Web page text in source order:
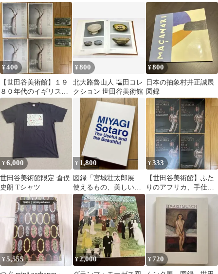
の宇宙 入館済みチケ
ット３枚＆チラシ４部
の軌跡
¥400
【世田谷美術館】１９
８０年代のイギリス美
術 入館済みチケット
３枚＆チラシ４部
¥800
北大路魯山人 塩田コレ
クション 世田谷美術館
¥800
日本の抽象村井正誠展
図録
¥6,000
世田谷美術館限定 倉俣
史朗 Tシャツ
¥ 1,800
図録「宮城壮太郎展
使えるもの、美しいも
の」 デザイン
¥333
【世田谷美術館】ふた
りのアフリカ、手仕事
の宇宙 チラシ４部
¥5,555 ¥2,000 ¥ 720